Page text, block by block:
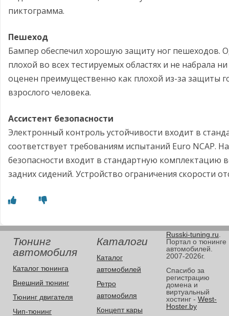
пиктограмма.
Пешеход
Бампер обеспечил хорошую защиту ног пешеходов.
плохой во всех тестируемых областях и не набрала
оценен преимущественно как плохой из-за защиты
взрослого человека.
Ассистент безопасности
Электронный контроль устойчивости входит в
соответствует требованиям испытаний Euro NCAP.
безопасности входит в стандартную комплектацию
задних сидений. Устройство ограничения скорости
Тюнинг
автомобиля
Каталог тюнинга
Внешний тюнинг
Тюнинг двигателя
Чип-тюнинг
Каталоги
Каталог
автомобилей
Ретро
автомобиля
Концепт кары
Russki-tuning.ru
Портал о тюнинге
автомобилей.
2007-2026г.
Спасибо за
регистрацию
домена и
виртуальный
хостинг - West-
Hoster.by